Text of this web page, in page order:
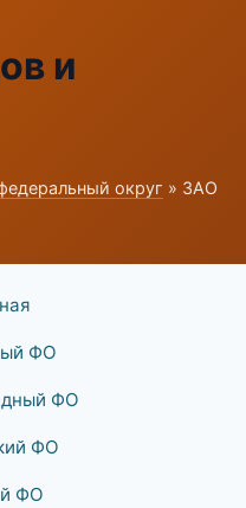
и
округ » ЗАО
ФО
ФО
ФО
ФО